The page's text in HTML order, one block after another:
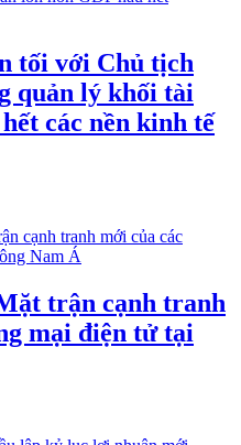
tối với Chủ tịch
quản lý khối tài
các nền kinh tế
trận cạnh tranh
mại điện tử tại